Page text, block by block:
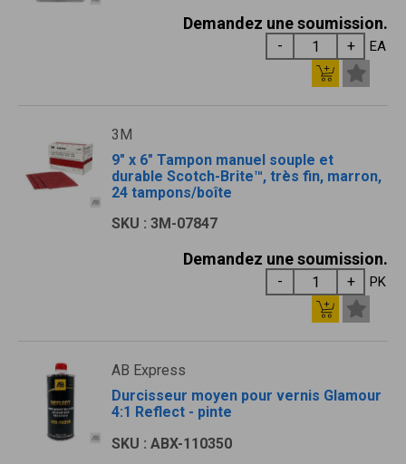
Demandez une soumission.
EA
3M
9" x 6" Tampon manuel souple et
durable Scotch-Brite™, très fin, marron,
24 tampons/boîte
SKU : 3M-07847
Demandez une soumission.
PK
AB Express
Durcisseur moyen pour vernis Glamour
4:1 Reflect - pinte
SKU : ABX-110350